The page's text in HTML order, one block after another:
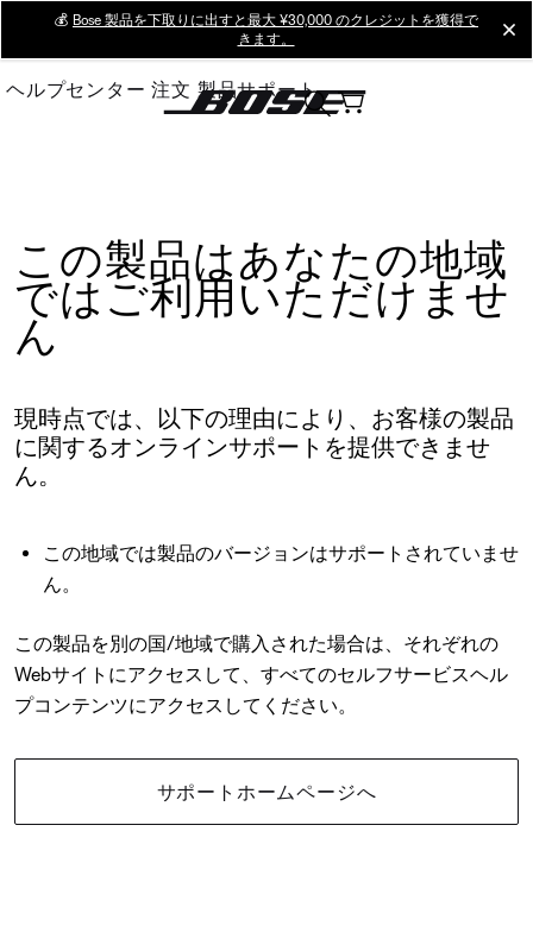
Main
💰 Bose 製品を下取りに出すと最大 ¥30,000 のクレジットを獲得で
きます。
ヘルプセンター 注文 製品サポート
この製品はあなたの地域
ではご利用いただけませ
ん
現時点では、以下の理由により、お客様の製品
に関するオンラインサポートを提供できませ
ん。
この地域では製品のバージョンはサポートされていませ
ん。
この製品を別の国/地域で購入された場合は、それぞれの
Webサイトにアクセスして、すべてのセルフサービスヘル
プコンテンツにアクセスしてください。
サポートホームページへ